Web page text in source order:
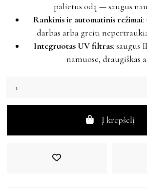
palietus odą — saugus
Rankinis ir automatinis režimai:
darbas arba greiti
Integruotas UV filtras: saugus
namuose, draugiškas
Į krepšelį